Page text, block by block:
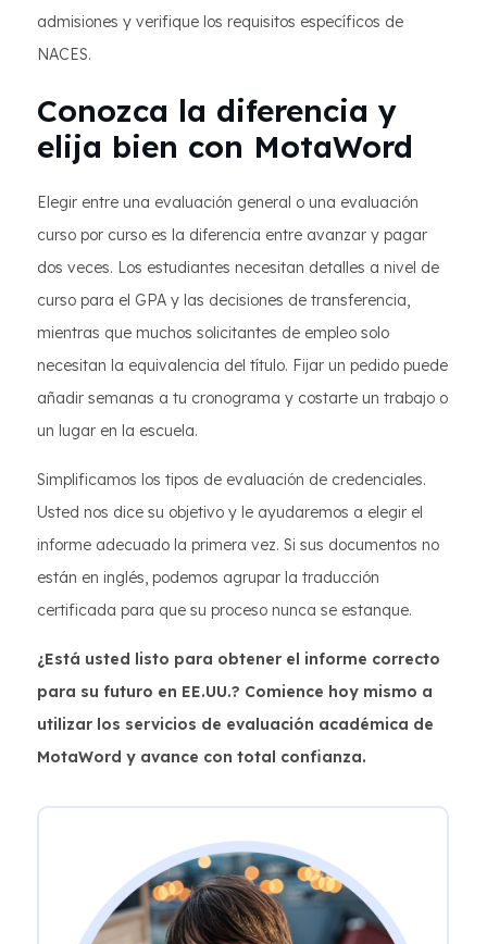
admisiones y verifique los requisitos específicos de
NACES.
Conozca la diferencia y
elija bien con MotaWord
Elegir entre una evaluación general o una evaluación
curso por curso es la diferencia entre avanzar y pagar
dos veces. Los estudiantes necesitan detalles a nivel de
curso para el GPA y las decisiones de transferencia,
mientras que muchos solicitantes de empleo solo
necesitan la equivalencia del título. Fijar un pedido puede
añadir semanas a tu cronograma y costarte un trabajo o
un lugar en la escuela.
Simplificamos los tipos de evaluación de credenciales.
Usted nos dice su objetivo y le ayudaremos a elegir el
informe adecuado la primera vez. Si sus documentos no
están en inglés, podemos agrupar la traducción
certificada para que su proceso nunca se estanque.
¿Está usted listo para obtener el informe correcto
para su futuro en EE.UU.? Comience hoy mismo a
utilizar los servicios de evaluación académica de
MotaWord y avance con total confianza.